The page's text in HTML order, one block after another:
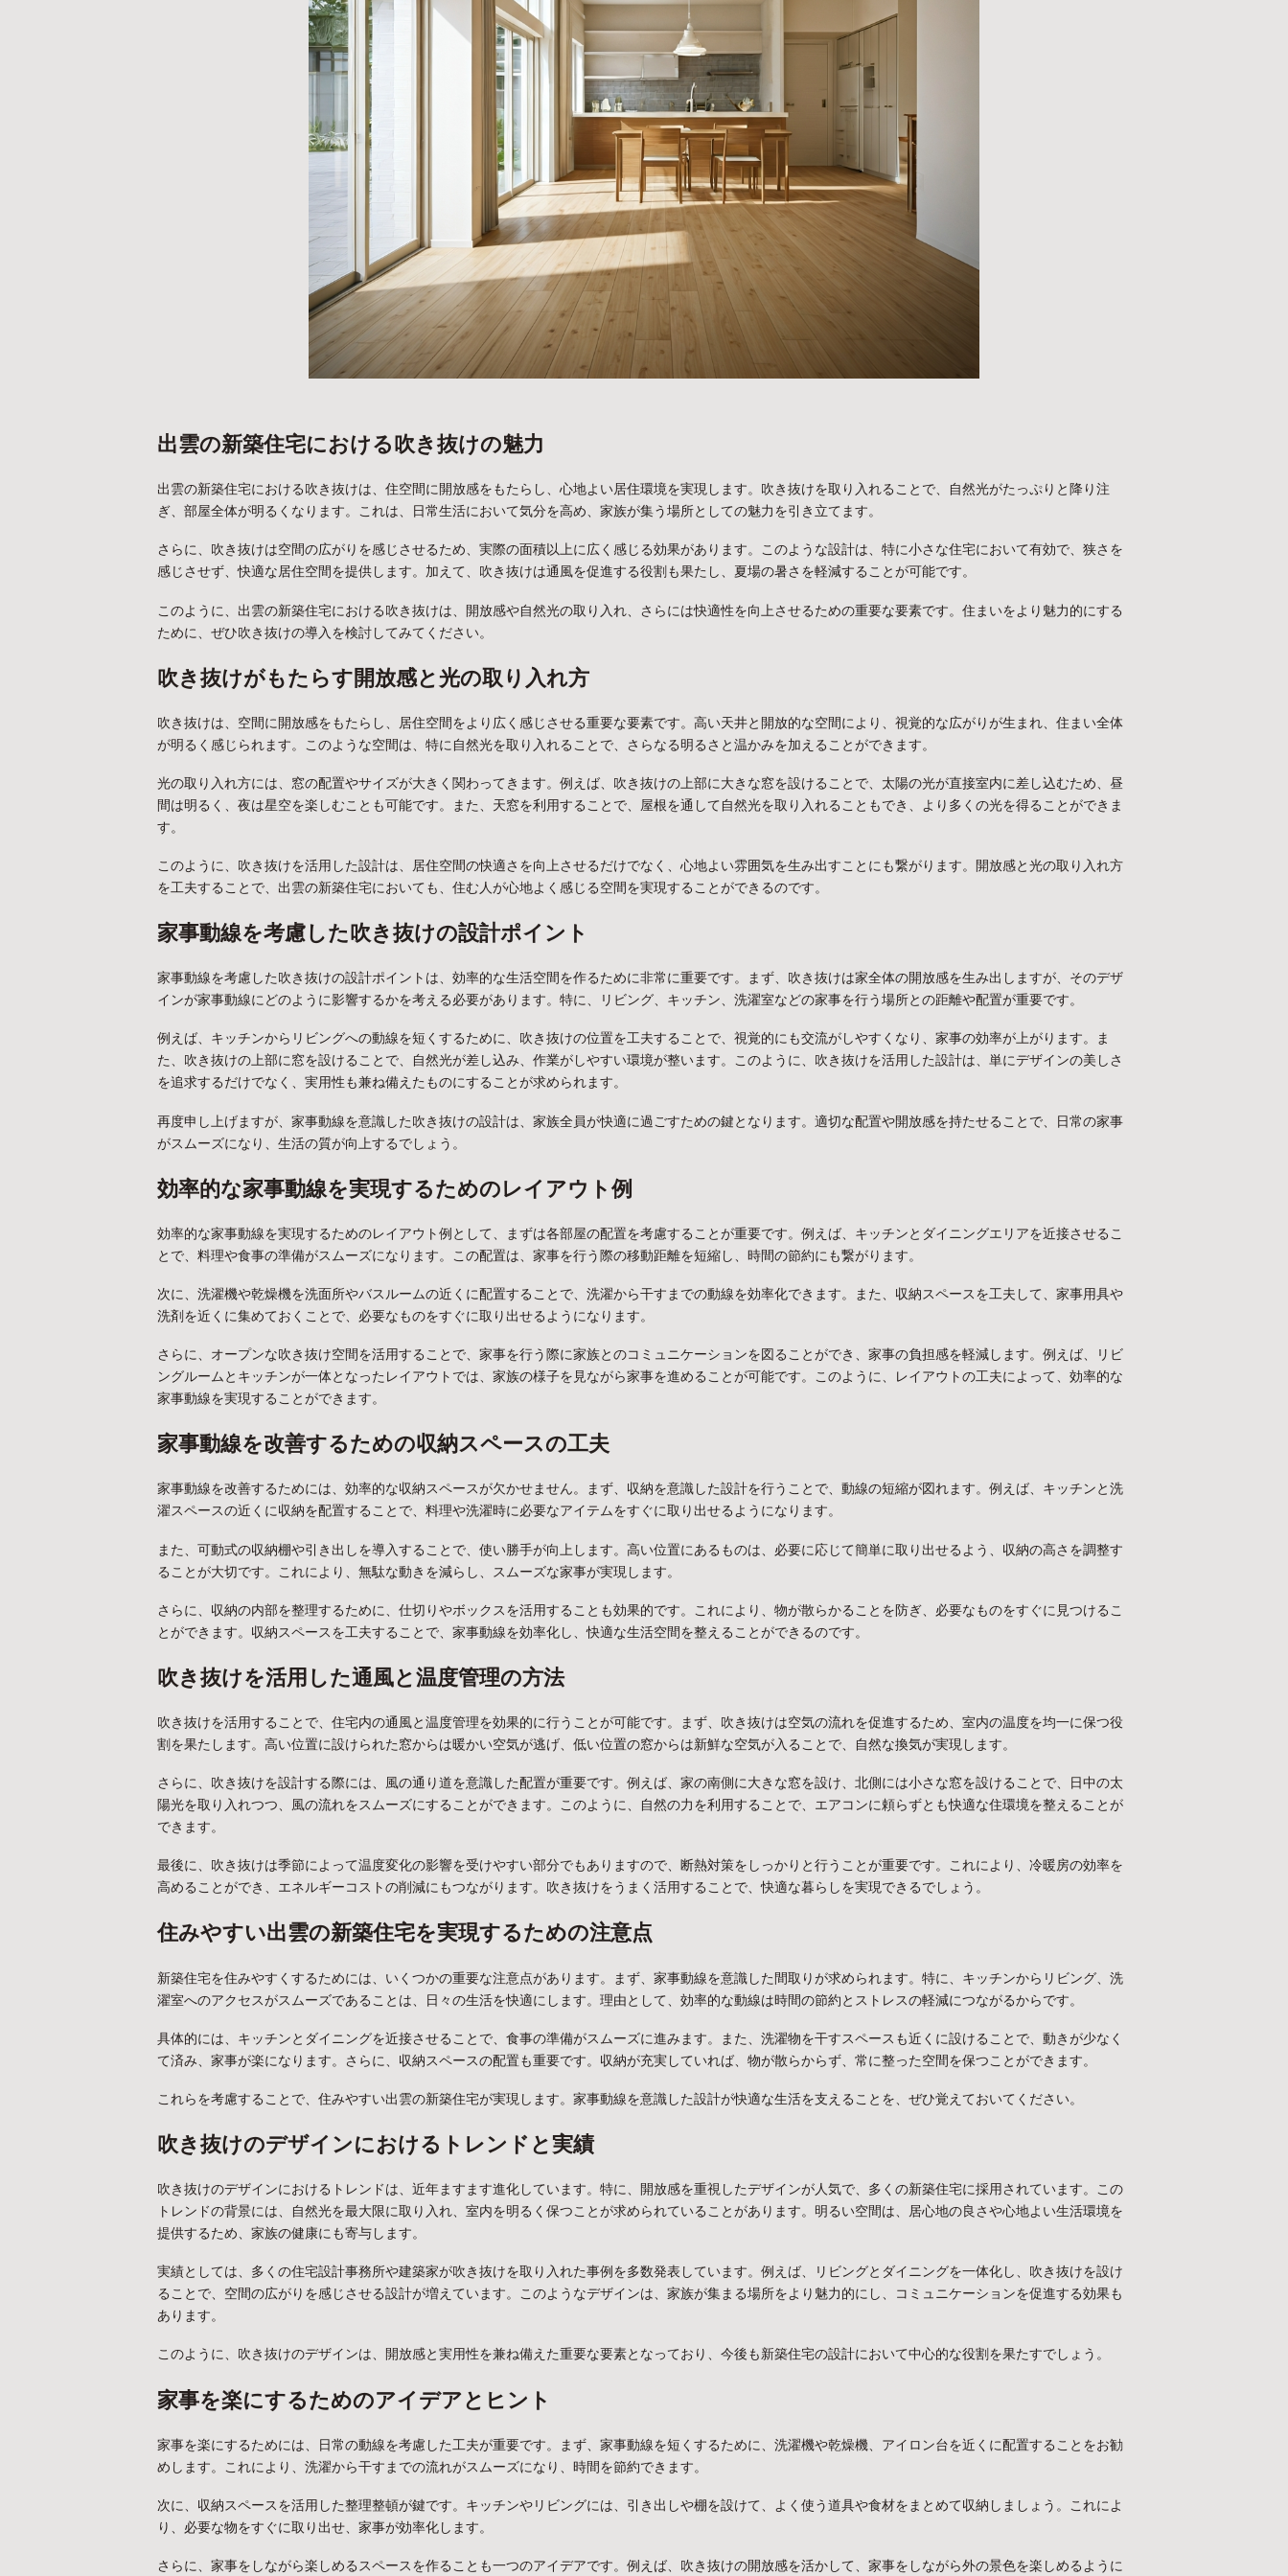
出雲の新築住宅における吹き抜けの魅力
出雲の新築住宅における吹き抜けは、住空間に開放感をもたらし、心地よい居住環境を実現します。吹き抜けを取り入れることで、自然光がたっぷりと降り注
ぎ、部屋全体が明るくなります。これは、日常生活において気分を高め、家族が集う場所としての魅力を引き立てます。
さらに、吹き抜けは空間の広がりを感じさせるため、実際の面積以上に広く感じる効果があります。このような設計は、特に小さな住宅において有効で、狭さを
感じさせず、快適な居住空間を提供します。加えて、吹き抜けは通風を促進する役割も果たし、夏場の暑さを軽減することが可能です。
このように、出雲の新築住宅における吹き抜けは、開放感や自然光の取り入れ、さらには快適性を向上させるための重要な要素です。住まいをより魅力的にする
ために、ぜひ吹き抜けの導入を検討してみてください。
吹き抜けがもたらす開放感と光の取り入れ方
吹き抜けは、空間に開放感をもたらし、居住空間をより広く感じさせる重要な要素です。高い天井と開放的な空間により、視覚的な広がりが生まれ、住まい全体
が明るく感じられます。このような空間は、特に自然光を取り入れることで、さらなる明るさと温かみを加えることができます。
光の取り入れ方には、窓の配置やサイズが大きく関わってきます。例えば、吹き抜けの上部に大きな窓を設けることで、太陽の光が直接室内に差し込むため、昼
間は明るく、夜は星空を楽しむことも可能です。また、天窓を利用することで、屋根を通して自然光を取り入れることもでき、より多くの光を得ることができま
す。
このように、吹き抜けを活用した設計は、居住空間の快適さを向上させるだけでなく、心地よい雰囲気を生み出すことにも繋がります。開放感と光の取り入れ方
を工夫することで、出雲の新築住宅においても、住む人が心地よく感じる空間を実現することができるのです。
家事動線を考慮した吹き抜けの設計ポイント
家事動線を考慮した吹き抜けの設計ポイントは、効率的な生活空間を作るために非常に重要です。まず、吹き抜けは家全体の開放感を生み出しますが、そのデザ
インが家事動線にどのように影響するかを考える必要があります。特に、リビング、キッチン、洗濯室などの家事を行う場所との距離や配置が重要です。
例えば、キッチンからリビングへの動線を短くするために、吹き抜けの位置を工夫することで、視覚的にも交流がしやすくなり、家事の効率が上がります。ま
た、吹き抜けの上部に窓を設けることで、自然光が差し込み、作業がしやすい環境が整います。このように、吹き抜けを活用した設計は、単にデザインの美しさ
を追求するだけでなく、実用性も兼ね備えたものにすることが求められます。
再度申し上げますが、家事動線を意識した吹き抜けの設計は、家族全員が快適に過ごすための鍵となります。適切な配置や開放感を持たせることで、日常の家事
がスムーズになり、生活の質が向上するでしょう。
効率的な家事動線を実現するためのレイアウト例
効率的な家事動線を実現するためのレイアウト例として、まずは各部屋の配置を考慮することが重要です。例えば、キッチンとダイニングエリアを近接させるこ
とで、料理や食事の準備がスムーズになります。この配置は、家事を行う際の移動距離を短縮し、時間の節約にも繋がります。
次に、洗濯機や乾燥機を洗面所やバスルームの近くに配置することで、洗濯から干すまでの動線を効率化できます。また、収納スペースを工夫して、家事用具や
洗剤を近くに集めておくことで、必要なものをすぐに取り出せるようになります。
さらに、オープンな吹き抜け空間を活用することで、家事を行う際に家族とのコミュニケーションを図ることができ、家事の負担感を軽減します。例えば、リビ
ングルームとキッチンが一体となったレイアウトでは、家族の様子を見ながら家事を進めることが可能です。このように、レイアウトの工夫によって、効率的な
家事動線を実現することができます。
家事動線を改善するための収納スペースの工夫
家事動線を改善するためには、効率的な収納スペースが欠かせません。まず、収納を意識した設計を行うことで、動線の短縮が図れます。例えば、キッチンと洗
濯スペースの近くに収納を配置することで、料理や洗濯時に必要なアイテムをすぐに取り出せるようになります。
また、可動式の収納棚や引き出しを導入することで、使い勝手が向上します。高い位置にあるものは、必要に応じて簡単に取り出せるよう、収納の高さを調整す
ることが大切です。これにより、無駄な動きを減らし、スムーズな家事が実現します。
さらに、収納の内部を整理するために、仕切りやボックスを活用することも効果的です。これにより、物が散らかることを防ぎ、必要なものをすぐに見つけるこ
とができます。収納スペースを工夫することで、家事動線を効率化し、快適な生活空間を整えることができるのです。
吹き抜けを活用した通風と温度管理の方法
吹き抜けを活用することで、住宅内の通風と温度管理を効果的に行うことが可能です。まず、吹き抜けは空気の流れを促進するため、室内の温度を均一に保つ役
割を果たします。高い位置に設けられた窓からは暖かい空気が逃げ、低い位置の窓からは新鮮な空気が入ることで、自然な換気が実現します。
さらに、吹き抜けを設計する際には、風の通り道を意識した配置が重要です。例えば、家の南側に大きな窓を設け、北側には小さな窓を設けることで、日中の太
陽光を取り入れつつ、風の流れをスムーズにすることができます。このように、自然の力を利用することで、エアコンに頼らずとも快適な住環境を整えることが
できます。
最後に、吹き抜けは季節によって温度変化の影響を受けやすい部分でもありますので、断熱対策をしっかりと行うことが重要です。これにより、冷暖房の効率を
高めることができ、エネルギーコストの削減にもつながります。吹き抜けをうまく活用することで、快適な暮らしを実現できるでしょう。
住みやすい出雲の新築住宅を実現するための注意点
新築住宅を住みやすくするためには、いくつかの重要な注意点があります。まず、家事動線を意識した間取りが求められます。特に、キッチンからリビング、洗
濯室へのアクセスがスムーズであることは、日々の生活を快適にします。理由として、効率的な動線は時間の節約とストレスの軽減につながるからです。
具体的には、キッチンとダイニングを近接させることで、食事の準備がスムーズに進みます。また、洗濯物を干すスペースも近くに設けることで、動きが少なく
て済み、家事が楽になります。さらに、収納スペースの配置も重要です。収納が充実していれば、物が散らからず、常に整った空間を保つことができます。
これらを考慮することで、住みやすい出雲の新築住宅が実現します。家事動線を意識した設計が快適な生活を支えることを、ぜひ覚えておいてください。
吹き抜けのデザインにおけるトレンドと実績
吹き抜けのデザインにおけるトレンドは、近年ますます進化しています。特に、開放感を重視したデザインが人気で、多くの新築住宅に採用されています。この
トレンドの背景には、自然光を最大限に取り入れ、室内を明るく保つことが求められていることがあります。明るい空間は、居心地の良さや心地よい生活環境を
提供するため、家族の健康にも寄与します。
実績としては、多くの住宅設計事務所や建築家が吹き抜けを取り入れた事例を多数発表しています。例えば、リビングとダイニングを一体化し、吹き抜けを設け
ることで、空間の広がりを感じさせる設計が増えています。このようなデザインは、家族が集まる場所をより魅力的にし、コミュニケーションを促進する効果も
あります。
このように、吹き抜けのデザインは、開放感と実用性を兼ね備えた重要な要素となっており、今後も新築住宅の設計において中心的な役割を果たすでしょう。
家事を楽にするためのアイデアとヒント
家事を楽にするためには、日常の動線を考慮した工夫が重要です。まず、家事動線を短くするために、洗濯機や乾燥機、アイロン台を近くに配置することをお勧
めします。これにより、洗濯から干すまでの流れがスムーズになり、時間を節約できます。
次に、収納スペースを活用した整理整頓が鍵です。キッチンやリビングには、引き出しや棚を設けて、よく使う道具や食材をまとめて収納しましょう。これによ
り、必要な物をすぐに取り出せ、家事が効率化します。
さらに、家事をしながら楽しめるスペースを作ることも一つのアイデアです。例えば、吹き抜けの開放感を活かして、家事をしながら外の景色を楽しめるように